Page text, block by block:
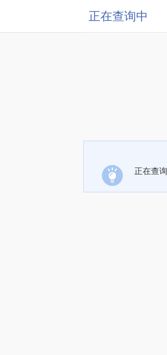
正在查询中
正在查